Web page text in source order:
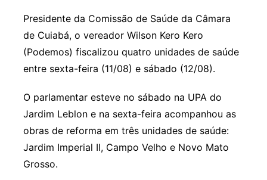
Presidente da Comissão de Saúde da Câmara
de Cuiabá, o vereador Wilson Kero Kero
(Podemos) fiscalizou quatro unidades de saúde
entre sexta-feira (11/08) e sábado (12/08).
O parlamentar esteve no sábado na UPA do
Jardim Leblon e na sexta-feira acompanhou as
obras de reforma em três unidades de saúde:
Jardim Imperial II, Campo Velho e Novo Mato
Grosso.